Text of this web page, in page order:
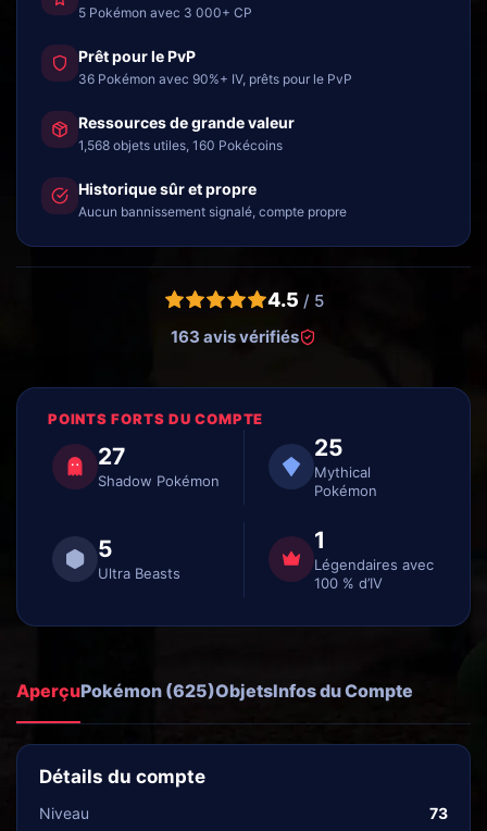
5 Pokémon avec 3 000+ CP
Prêt pour le PvP
36 Pokémon avec 90%+ IV, prêts pour le PvP
Ressources de grande valeur
1,568 objets utiles, 160 Pokécoins
Historique sûr et propre
Aucun bannissement signalé, compte propre
4.5 / 5
163 avis vérifiés
POINTS FORTS DU COMPTE
27
Shadow Pokémon
25
Mythical
Pokémon
5
Ultra Beasts
1
Légendaires avec
100 % d’IV
AperçuPokémon (625)ObjetsInfos du Compte
Détails du compte
Niveau 73